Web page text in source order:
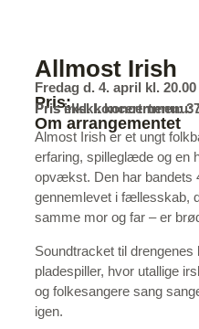
Allmost Irish
Fredag d. 4. april kl. 20.00
Pris:
Pris ekskl. koncertmenu:
Pris inkl. koncertmenu:
Om arrangementet
Almost Irish er et ungt
erfaring, spilleglæde og en
opvækst. Den har bandets
gennemlevet i fællesskab,
samme mor og far – er
Soundtracket til
pladespiller, hvor utallige
og folkesangere sang
igen.